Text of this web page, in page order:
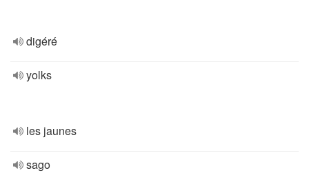
digéré
yolks
les jaunes
sago